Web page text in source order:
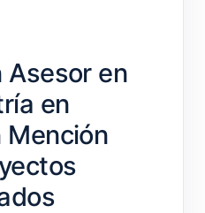
Asesor en
en